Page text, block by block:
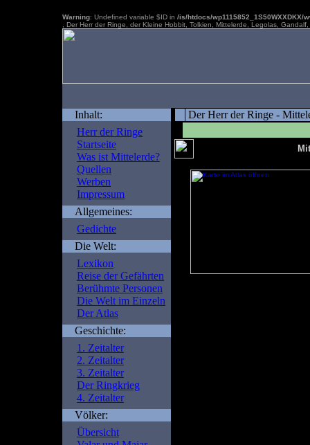
Warning: Undefined variable $ID in /is/htdocs/
, Der Herr der Ringe, der Kleine Hobbit, Tolkien, Mittelerde, Legolas,
Inhalt:
Herr der Ringe
Startseite
Was ist Mittelerde?
Quellen
Werben
Impressum
Allgemeines:
Gedichte
Die Welt:
Lexikon
Reise der Gefährten
Berühmte Personen
Die Welt im Einzeln
Der Atlas
Geschichte:
1. Zeitalter
2. Zeitalter
3. Zeitalter
Der Ringkrieg
4. Zeitalter
Völker:
Übersicht
Der Herr der Ringe -